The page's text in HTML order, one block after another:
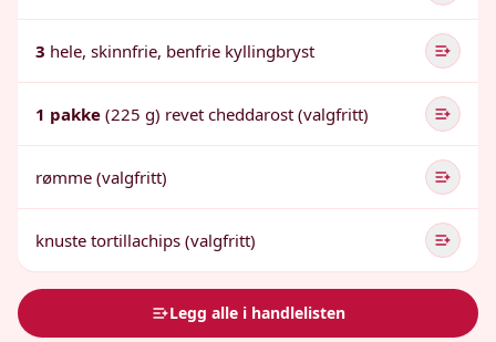
3 hele, skinnfrie, benfrie kyllingbryst
1 pakke (225 g) revet cheddarost (valgfritt)
rømme (valgfritt)
knuste tortillachips (valgfritt)
Legg alle i handlelisten